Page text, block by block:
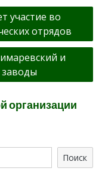
участие во
отрядов
и
организации
Поиск